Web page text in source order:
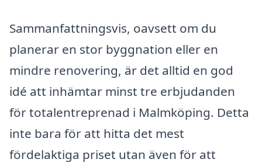
Sammanfattningsvis, oavsett om du
planerar en stor byggnation eller en
mindre renovering, är det alltid en god
idé att inhämtar minst tre erbjudanden
för totalentreprenad i Malmköping. Detta
inte bara för att hitta det mest
fördelaktiga priset utan även för att